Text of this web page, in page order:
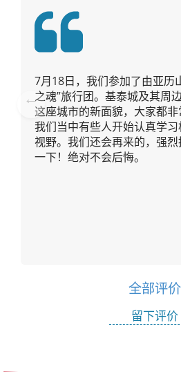
Pre
vio
us
7月18日，我们参加了由亚历
之魂”旅行团。基泰城及其周
这座城市的新面貌，大家都
我们当中有些人开始认真学
视野。我们还会再来的，强
一下！绝对不会后悔。
全部评价
留下评价